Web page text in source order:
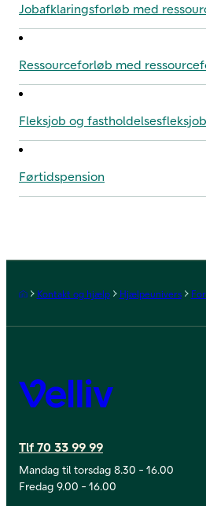
Jobafklaringsforløb med
Ressourceforløb med
Fleksjob og fastholdelsesfleksjob
Førtidspension
Forside
Kontakt og hjælp Hjælpeunivers
Velliv
Tlf 70 33 99 99
Mandag til torsdag 8.30 - 16.00
Fredag 9.00 - 16.00